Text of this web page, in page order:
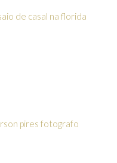
de casal na florida
pires fotografo